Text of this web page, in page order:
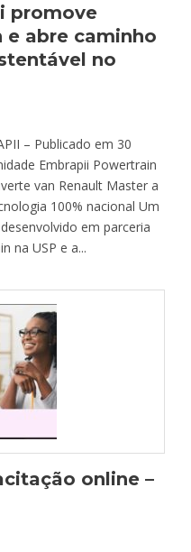
promove
abre caminho
no
– Publicado em 30
Embrapii Powertrain
van Renault Master a
100% nacional Um
em parceria
na USP e a...
online –